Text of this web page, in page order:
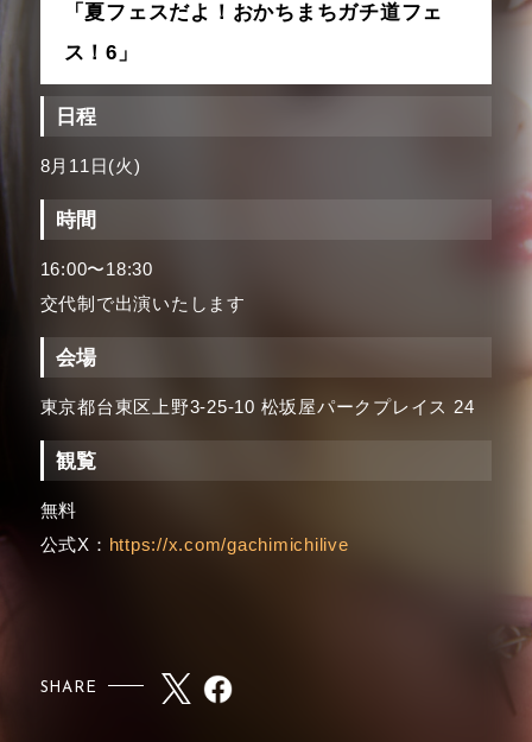
「夏フェスだよ！おかちまちガチ道フェ
ス！6」
日程
8月11日(火)
時間
16:00〜18:30
交代制で出演いたします
会場
東京都台東区上野3-25-10 松坂屋パークプレイス 24
観覧
無料
公式X： https://x.com/gachimichilive
SHARE